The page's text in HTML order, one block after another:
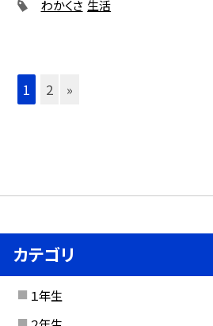
わかくさ 生活
1 2 »
カテゴリ
１年生